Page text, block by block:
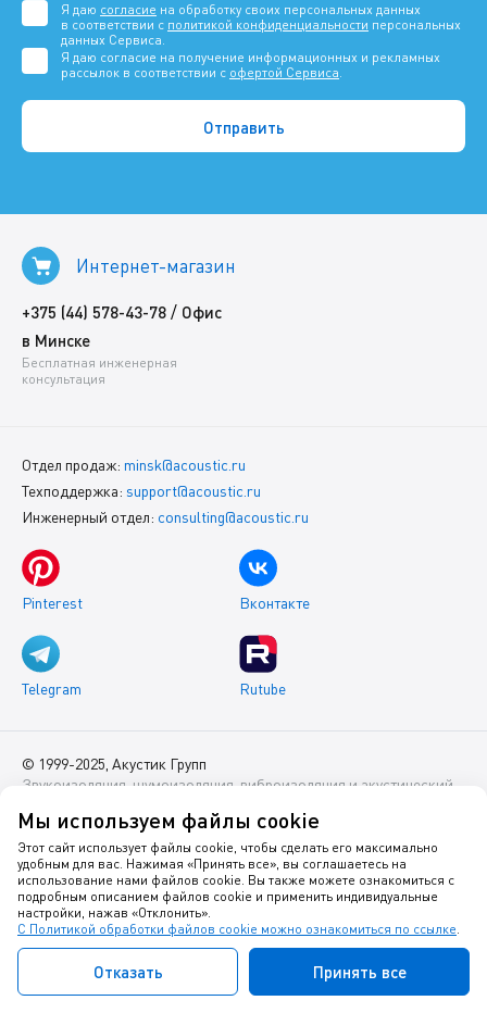
Я даю согласие на обработку своих персональных данных
в соответствии с политикой конфиденциальности персональных
данных Сервиса.
Я даю согласие на получение информационных и рекламных
рассылок в соответствии с офертой Сервиса.
Интернет-магазин
+375 (44) 578-43-78 / Офис
в Минске
Бесплатная инженерная
консультация
Отдел продаж: minsk@acoustic.ru
Техподдержка: support@acoustic.ru
Инженерный отдел: consulting@acoustic.ru
Pinterest Вконтакте
Telegram Rutube
© 1999-2025, Акустик Групп
Звукоизоляция, шумоизоляция, виброизоляция и акустический
Данный интернет-сайт носит исключительно информационный
характер и ни при каких условиях не является публичной
офертой.
Политика оператора в отношении обработки персональных
данных
Политика в отношении куки-файлов
Мы используем файлы cookie
Этот сайт использует файлы cookie, чтобы сделать его максимально
удобным для вас. Нажимая «Принять все», вы соглашаетесь на
использование нами файлов cookie. Вы также можете ознакомиться с
подробным описанием файлов cookie и применить индивидуальные
настройки, нажав «Отклонить».
С Политикой обработки файлов cookie можно ознакомиться по ссылке.
Отказать Принять все